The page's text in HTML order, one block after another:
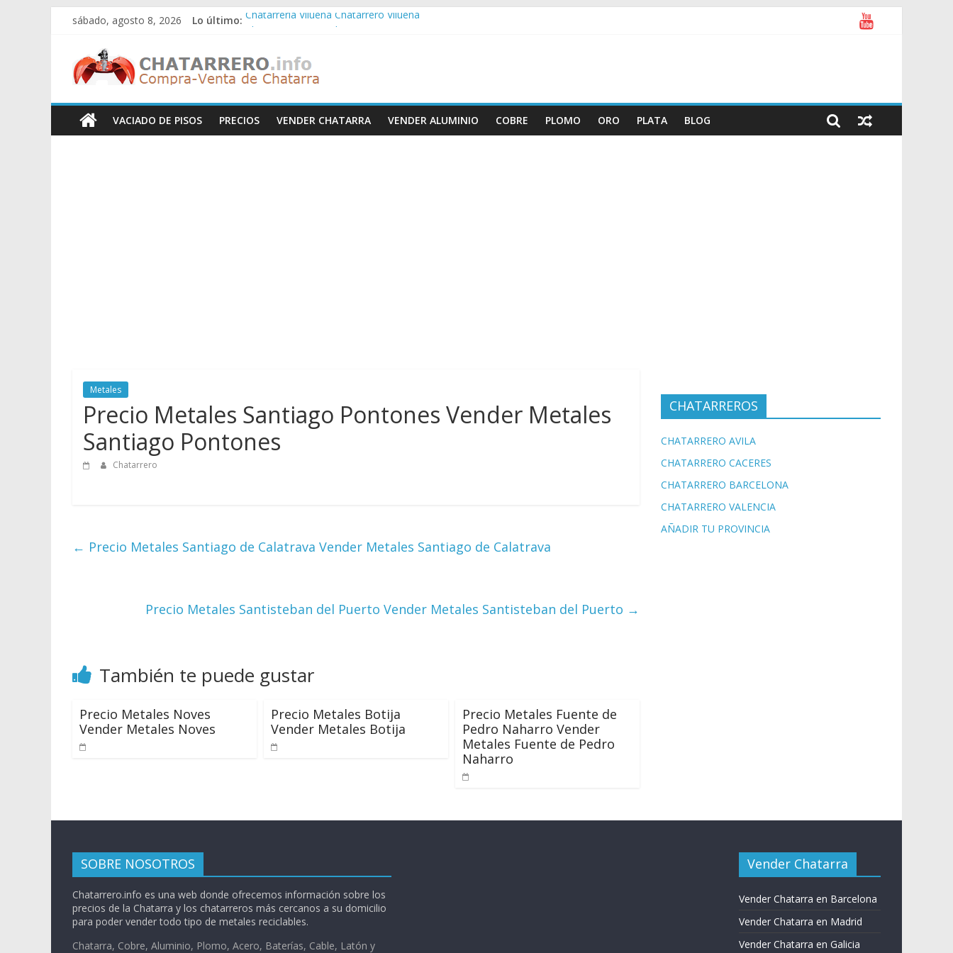
Saltar
contenido
sábado, agosto 8, 2026 Lo último: Chatarreria Vilueña Chatarrero Vilueña
Chatarreria Zaida Chatarrero Zaida
Chatarreria Vistabella Chatarrero Vistabella
Chatarreros
–
Precio
VACIADO DE PISOS PRECIOS VENDER CHATARRA VENDER ALUMINIO COBRE PLOMO ORO PLATA BLOG
Metales
Precio Metales Santiago Pontones Vender Metales
Santiago Pontones
Chatarrero
← Precio Metales Santiago de Calatrava Vender Metales Santiago de Calatrava
Precio Metales Santisteban del Puerto Vender Metales Santisteban del Puerto →
También te puede gustar
Precio Metales Noves
Vender Metales Noves
Precio Metales Botija
Vender Metales Botija
Precio Metales Fuente de
Pedro Naharro Vender
Metales Fuente de Pedro
Naharro
CHATARREROS
CHATARRERO AVILA
CHATARRERO CACERES
CHATARRERO BARCELONA
CHATARRERO VALENCIA
AÑADIR TU PROVINCIA
SOBRE NOSOTROS
Chatarrero.info es una web donde ofrecemos información sobre los
precios de la Chatarra y los chatarreros más cercanos a su domicilio
para poder vender todo tipo de metales reciclables.
Chatarra, Cobre, Aluminio, Plomo, Acero, Baterías, Cable, Latón y
Vender Chatarra
Vender Chatarra en Barcelona
Vender Chatarra en Madrid
Vender Chatarra en Galicia